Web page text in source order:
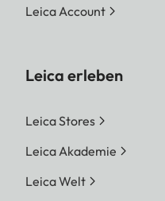
Leica Account
Leica erleben
Leica Stores
Leica Akademie
Leica Welt